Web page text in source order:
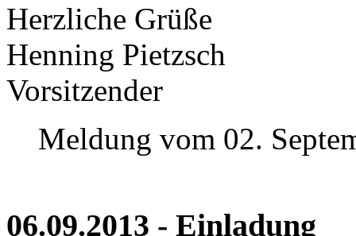
Herzliche Grüße
Henning Pietzsch
Vorsitzender
Meldung vom 02.
06.09.2013 - Einladung